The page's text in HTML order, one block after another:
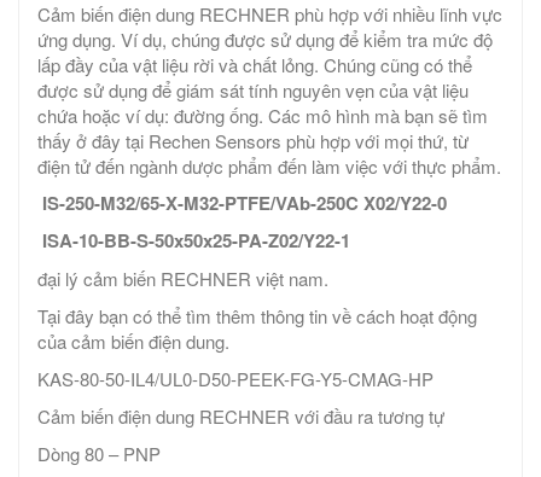
Cảm biến điện dung RECHNER phù hợp với nhiều lĩnh vực
ứng dụng. Ví dụ, chúng được sử dụng để kiểm tra mức độ
lấp đầy của vật liệu rời và chất lỏng. Chúng cũng có thể
được sử dụng để giám sát tính nguyên vẹn của vật liệu
chứa hoặc ví dụ: đường ống. Các mô hình mà bạn sẽ tìm
thấy ở đây tại Rechen Sensors phù hợp với mọi thứ, từ
điện tử đến ngành dược phẩm đến làm việc với thực phẩm.
IS-250-M32/65-X-M32-PTFE/VAb-250C X02/Y22-0
ISA-10-BB-S-50x50x25-PA-Z02/Y22-1
đại lý cảm biến RECHNER việt nam.
Tại đây bạn có thể tìm thêm thông tin về cách hoạt động
của cảm biến điện dung.
KAS-80-50-IL4/UL0-D50-PEEK-FG-Y5-CMAG-HP
Cảm biến điện dung RECHNER với đầu ra tương tự
Dòng 80 – PNP